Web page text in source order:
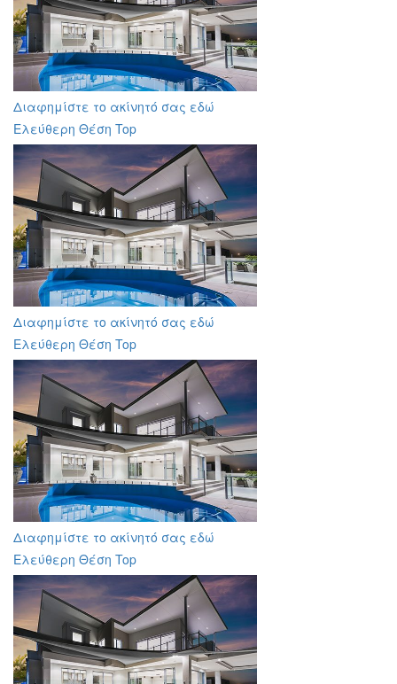
Διαφημίστε το ακίνητό σας εδώ
Ελεύθερη Θέση Top
Διαφημίστε το ακίνητό σας εδώ
Ελεύθερη Θέση Top
Διαφημίστε το ακίνητό σας εδώ
Ελεύθερη Θέση Top